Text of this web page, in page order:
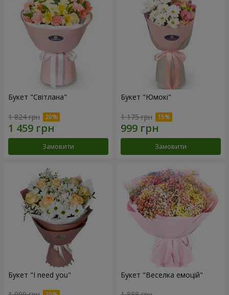
Букет "Світлана"
1 824 грн
Замовити
Букет "Юмокі"
1 175 грн
Замовити
Букет "I need you" Букет "Веселка емоцій"